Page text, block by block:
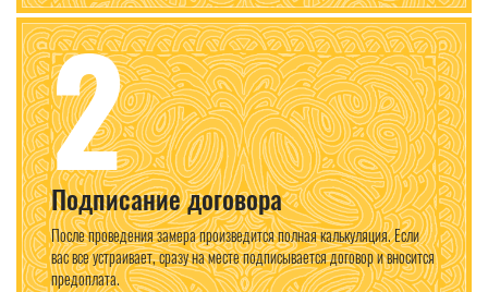
2
Подписание договора
После проведения замера произведится полная калькуляция. Если
вас все устраивает, сразу на месте подписывается договор и вносится
предоплата.